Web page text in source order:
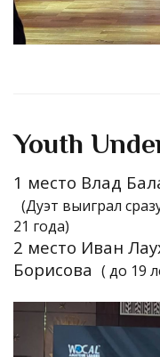
Youth
1 место Влад
(Дуэт выиграл
21 года)
2 место Иван
Борисова ( до 19